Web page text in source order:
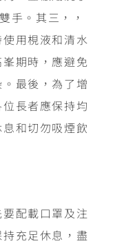
手。其三，，
用梘液和清水
期時，應避免
最後，為了增
長者應保持均
和切勿吸煙飲
配載口罩及注
充足休息，盡